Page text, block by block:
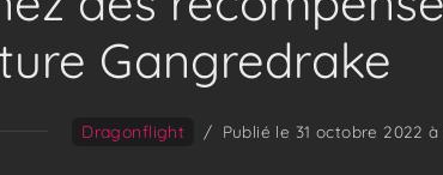
Gangredrake
Dragonflight / Publié le 31 octobre 2022 à